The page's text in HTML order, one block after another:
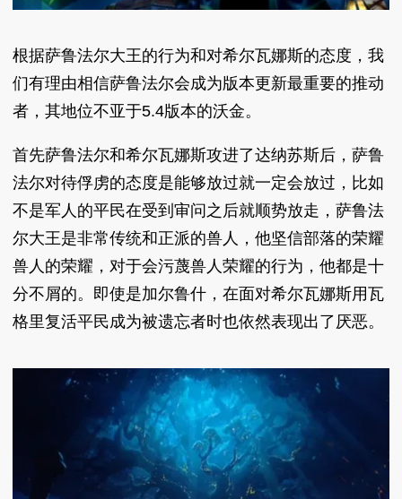
根据萨鲁法尔大王的行为和对希尔瓦娜斯的态度，我
们有理由相信萨鲁法尔会成为版本更新最重要的推动
者，其地位不亚于5.4版本的沃金。
首先萨鲁法尔和希尔瓦娜斯攻进了达纳苏斯后，萨鲁
法尔对待俘虏的态度是能够放过就一定会放过，比如
不是军人的平民在受到审问之后就顺势放走，萨鲁法
尔大王是非常传统和正派的兽人，他坚信部落的荣耀
兽人的荣耀，对于会污蔑兽人荣耀的行为，他都是十
分不屑的。即使是加尔鲁什，在面对希尔瓦娜斯用瓦
格里复活平民成为被遗忘者时也依然表现出了厌恶。